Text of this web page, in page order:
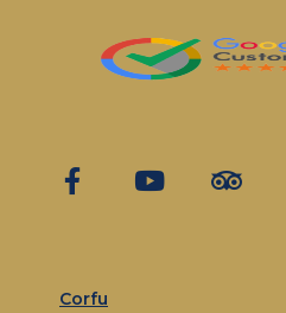
Corfu